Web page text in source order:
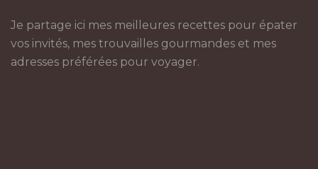
Je partage ici mes meilleures recettes pour épater
vos invités, mes trouvailles gourmandes et mes
adresses préférées pour voyager.